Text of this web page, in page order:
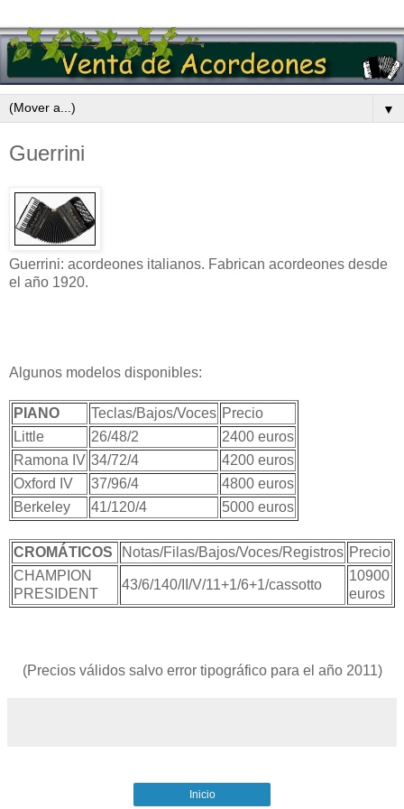
▼
Guerrini
Guerrini: acordeones italianos. Fabrican acordeones desde
el año 1920.
Algunos modelos disponibles:
PIANO Teclas/Bajos/Voces Precio
Little
26/48/2
2400 euros
Ramona IV 34/72/4
4200 euros
Oxford IV
37/96/4
4800 euros
Berkeley
41/120/4 5000 euros
CROMÁTICOS Notas/Filas/Bajos/Voces/Registros Precio
CHAMPION
PRESIDENT
43/6/140/II/V/11+1/6+1/cassotto
10900
euros
(Precios válidos salvo error tipográfico para el año 2011)
Inicio